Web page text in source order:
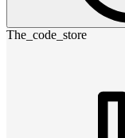
The_code_store